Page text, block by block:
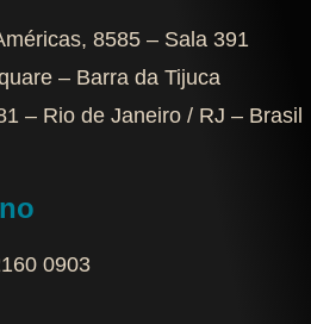
8585 – Sala 391
– Barra da Tijuca
– Rio de Janeiro / RJ – Brasil
0903‬